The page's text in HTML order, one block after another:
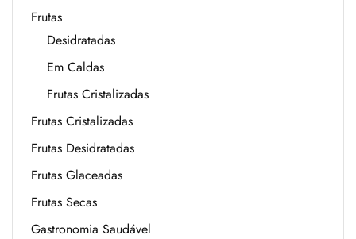
Frutas
Desidratadas
Em Caldas
Frutas Cristalizadas
Frutas Cristalizadas
Frutas Desidratadas
Frutas Glaceadas
Frutas Secas
Gastronomia Saudável